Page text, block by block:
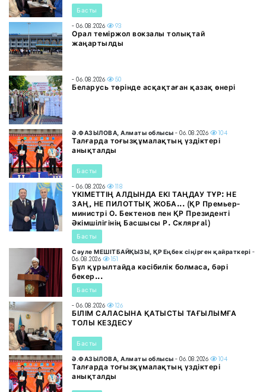
Басты
- 06.08.2026 93
Орал теміржол вокзалы толықтай
жаңартылды
- 06.08.2026 50
Беларусь төрінде асқақтаған қазақ өнері
Ә.ФАЗЫЛОВА, Алматы облысы - 06.08.2026 104
Талғарда тоғызқұмалақтың үздіктері
анықталды
Басты
- 06.08.2026 118
ҮКІМЕТТІҢ АЛДЫНДА ЕКІ ТАҢДАУ ТҰР: НЕ
ЗАҢ, НЕ ПИЛОТТЫҚ ЖОБА... (ҚР Премьер-
министрі О. Бектенов пен ҚР Президенті
Әкімшілігінің Басшысы Р. Склярға!)
Басты
Сәуле МЕШІТБАЙҚЫЗЫ, ҚР Еңбек сіңірген қайраткері -
06.08.2026
151
Бұл құрылтайда кәсібилік болмаса, бәрі
бекер...
Басты
- 06.08.2026 126
БІЛІМ САЛАСЫНА ҚАТЫСТЫ ТАҒЫЛЫМҒА
ТОЛЫ КЕЗДЕСУ
Басты
Ә.ФАЗЫЛОВА, Алматы облысы - 06.08.2026 104
Талғарда тоғызқұмалақтың үздіктері
анықталды